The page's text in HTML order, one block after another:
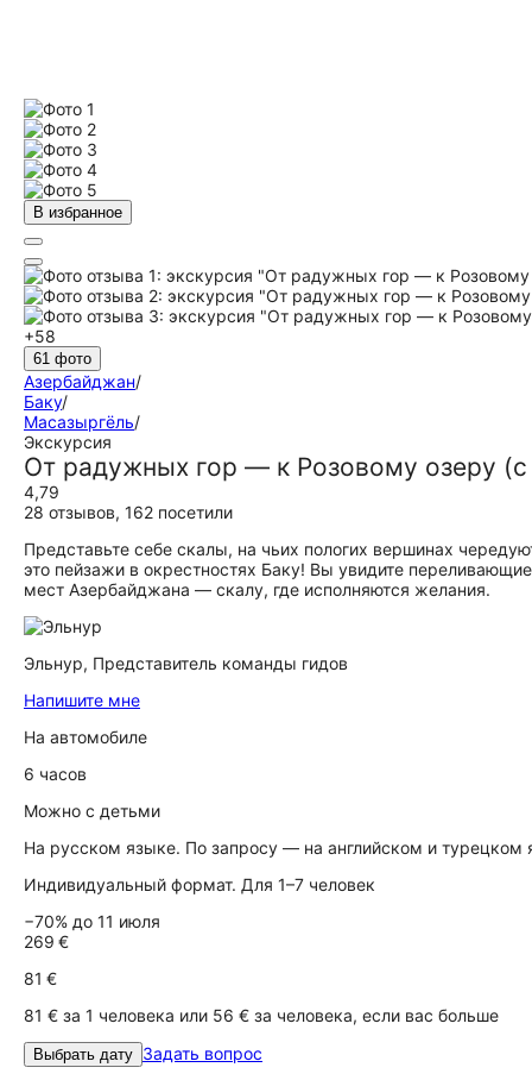
В избранное
+58
61 фото
Азербайджан/
Баку/
Масазыргёль/
Экскурсия
От радужных гор — к Розовому озеру
4,79
28 отзывов, 162 посетили
Представьте себе скалы, на чьих пологих вершинах
это пейзажи в окрестностях Баку! Вы увидите
мест Азербайджана — скалу, где исполняются желания.
Эльнур, Представитель команды гидов
Напишите мне
На автомобиле
6 часов
Можно с детьми
На русском языке. По запросу — на английском и турецком
Индивидуальный формат. Для 1–7 человек
−70% до 11 июля
269 €
81 €
81 € за 1 человека или 56 € за человека, если вас больше
Выбрать дату Задать вопрос